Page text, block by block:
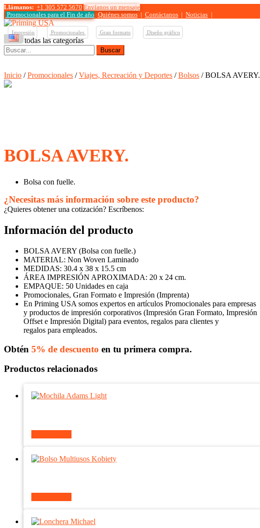
Llámanos: +1 305 572 5670 Envíanos un mensaje
Promocionales para elFin de año Quiénes somos Contáctanos Noticias
Impresión Promocionales Gran formato Diseño gráfico
Ver todas las categorías
Buscar:
Inicio /Promocionales /Viajes, Recreación y Deportes /Bolsos / BOLSA AVERY.
BOLSA AVERY.
Bolsa con fuelle.
¿Necesitas más información sobre este producto?
¿Quieres obtener una cotización? Escríbenos:
Información del producto
BOLSA AVERY (Bolsa con fuelle.)
MATERIAL: Non Woven Laminado
MEDIDAS: 30.4 x 38 x 15.5 cm
ÁREA IMPRESIÓN APROXIMADA: 20 x 24 cm.
EMPAQUE: 50 Unidades en caja
Promocionales, Gran Formato e Impresión (Imprenta)
En Priming USA somos expertos en artículos Promocionales para empresas
y productos de impresión corporativos (Impresión Gran Formato, Impresión
Offset e Impresión Digital) para eventos, regalos para clientes y
regalos para empleados.
Obtén 5% de descuento en tu primera compra.
Productos relacionados